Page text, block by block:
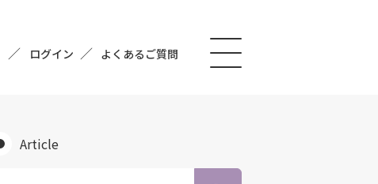
ログイン よくあるご質問
Article